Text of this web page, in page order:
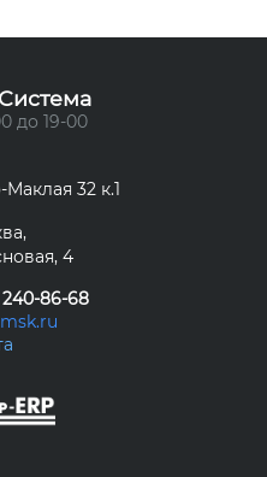
до 19-00
32 к.1
4
240-86-68